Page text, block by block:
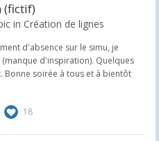
(fictif)
in Création de lignes
d'absence sur le simu, je
d'inspiration). Quelques
Bonne soirée à tous et à bientôt
18